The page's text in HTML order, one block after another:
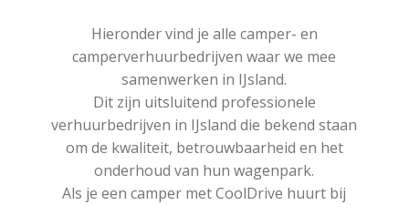
Hieronder vind je alle camper- en
camperverhuurbedrijven waar we mee
samenwerken in IJsland.
Dit zijn uitsluitend professionele
verhuurbedrijven in IJsland die bekend staan
om de kwaliteit, betrouwbaarheid en het
onderhoud van hun wagenpark.
Als je een camper met CoolDrive huurt bij